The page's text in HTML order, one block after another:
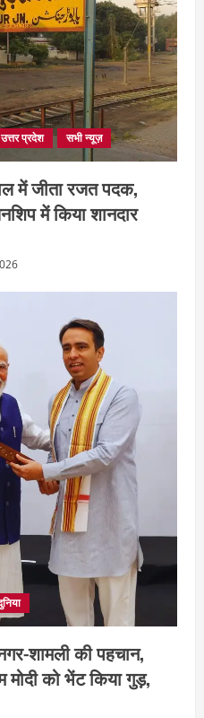
प्रदेश सभी न्यूज़
में जीता रजत पदक,
में किया शानदार
शामली की पहचान,
मोदी को भेंट किया गुड़,